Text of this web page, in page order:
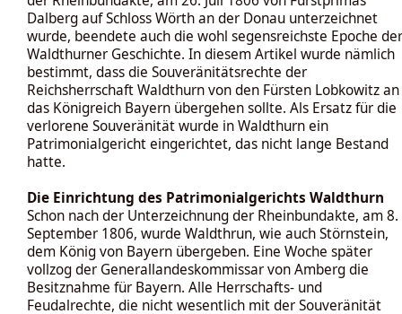
Dalberg auf Schloss Wörth an der Donau unterzeichnet
wurde, beendete auch die wohl segensreichste Epoche der
Waldthurner Geschichte. In diesem Artikel wurde nämlich
bestimmt, dass die Souveränitätsrechte der
Reichsherrschaft Waldthurn von den Fürsten Lobkowitz an
das Königreich Bayern übergehen sollte. Als Ersatz für die
verlorene Souveränität wurde in Waldthurn ein
Patrimonialgericht eingerichtet, das nicht lange Bestand
hatte.
Die Einrichtung des Patrimonialgerichts Waldthurn
Schon nach der Unterzeichnung der Rheinbundakte, am 8.
September 1806, wurde Waldthrun, wie auch Störnstein,
dem König von Bayern übergeben. Eine Woche später
vollzog der Generallandeskommissar von Amberg die
Besitznahme für Bayern. Alle Herrschafts- und
Feudalrechte, die nicht wesentlich mit der Souveränität